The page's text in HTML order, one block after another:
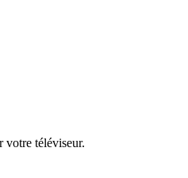
votre téléviseur.